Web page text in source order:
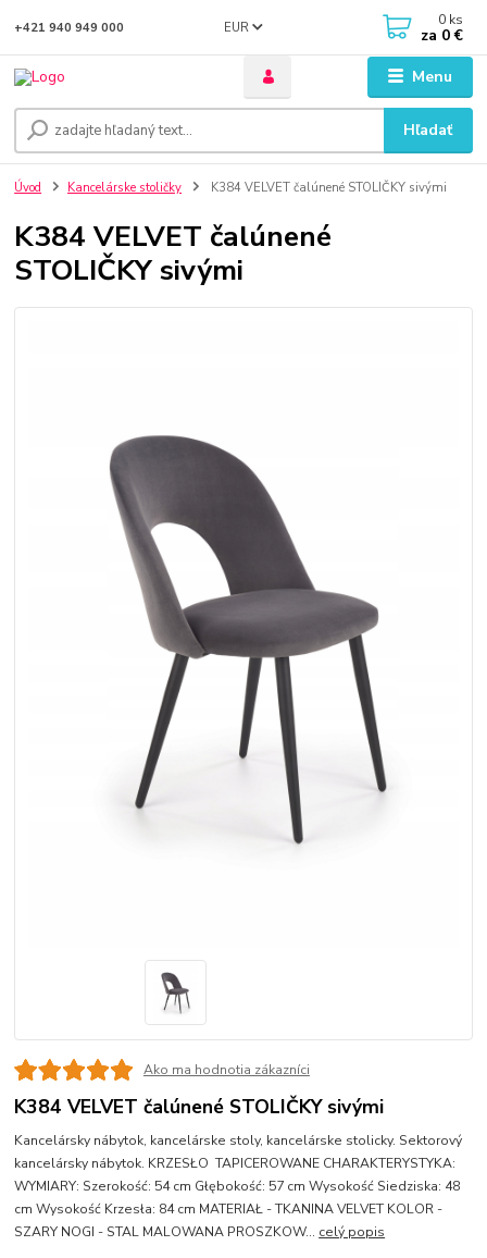
Menu
EUR
Hľadať
+421 940 949 000 0 ks
za 0 €
Úvod Kancelárske stoličky K384 VELVET čalúnené STOLIČKY sivými
K384 VELVET čalúnené
STOLIČKY sivými
Ako ma hodnotia zákazníci
K384 VELVET čalúnené STOLIČKY sivými
Kancelársky nábytok, kancelárske stoly, kancelárske stolicky. Sektorový
kancelársky nábytok. KRZESŁO TAPICEROWANE CHARAKTERYSTYKA:
WYMIARY: Szerokość: 54 cm Głębokość: 57 cm Wysokość Siedziska: 48
cm Wysokość Krzesła: 84 cm MATERIAŁ - TKANINA VELVET KOLOR -
SZARY NOGI - STAL MALOWANA PROSZKOW... celý popis